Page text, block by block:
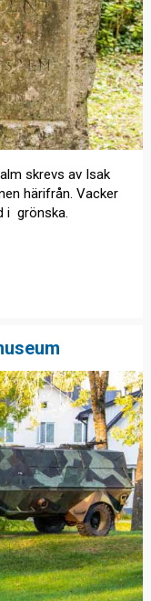
skrevs av Isak
härifrån. Vacker
i grönska.